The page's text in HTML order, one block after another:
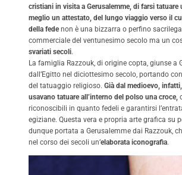
cristiani in visita a Gerusalemme, di farsi tatuare
meglio un attestato, del lungo viaggio verso il
della fedenon è una bizzarra o perfino
commerciale del ventunesimo secolo ma un
svariati secoli.
La famiglia Razzouk, di origine copta, giunse a
dall’Egitto nel diciottesimo secolo, portando
del tatuaggio religioso. Già dal medioevo,
usavano tatuare all’interno del polso una croce,
riconoscibili in quanto fedeli e garantirsi
egiziane. Questa vera e propria arte grafica su
dunque portata a Gerusalemme dai Razzouk,
nel corso dei secoli un’elaborata iconografia.